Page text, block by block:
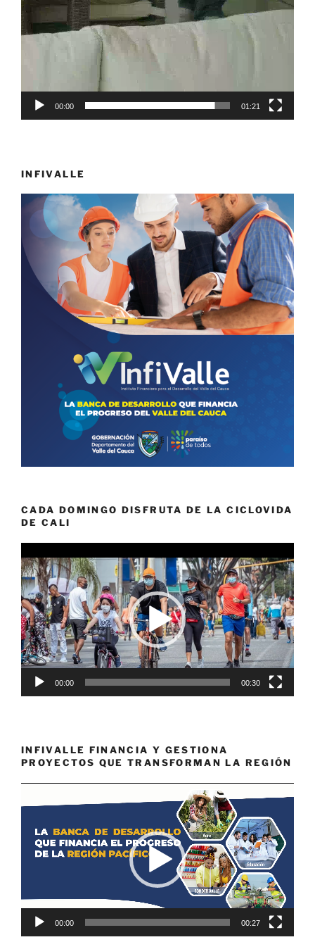
00:00 01:21
INFIVALLE
CADA DOMINGO DISFRUTA DE LA CICLOVIDA
DE CALI
de
vídeo
00:00 00:30
INFIVALLE FINANCIA Y GESTIONA
PROYECTOS QUE TRANSFORMAN LA REGIÓN
de
00:00 00:27